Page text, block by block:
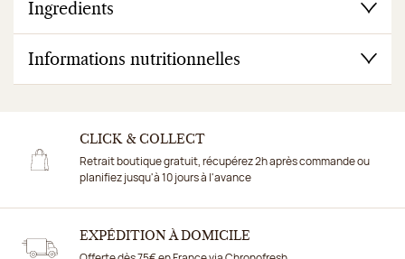
Ingredients
Informations nutritionnelles
CLICK & COLLECT
Retrait boutique gratuit, récupérez 2h après commande ou
planifiez jusqu'à 10 jours à l'avance
EXPÉDITION À DOMICILE